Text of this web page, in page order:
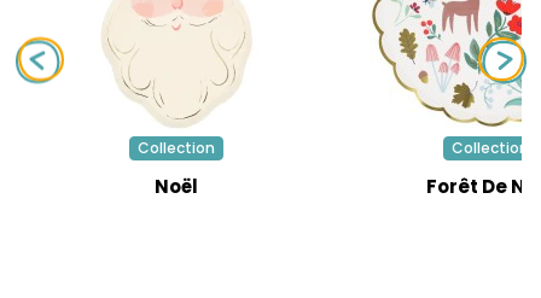
Collection
Noël
Collection
Forêt De